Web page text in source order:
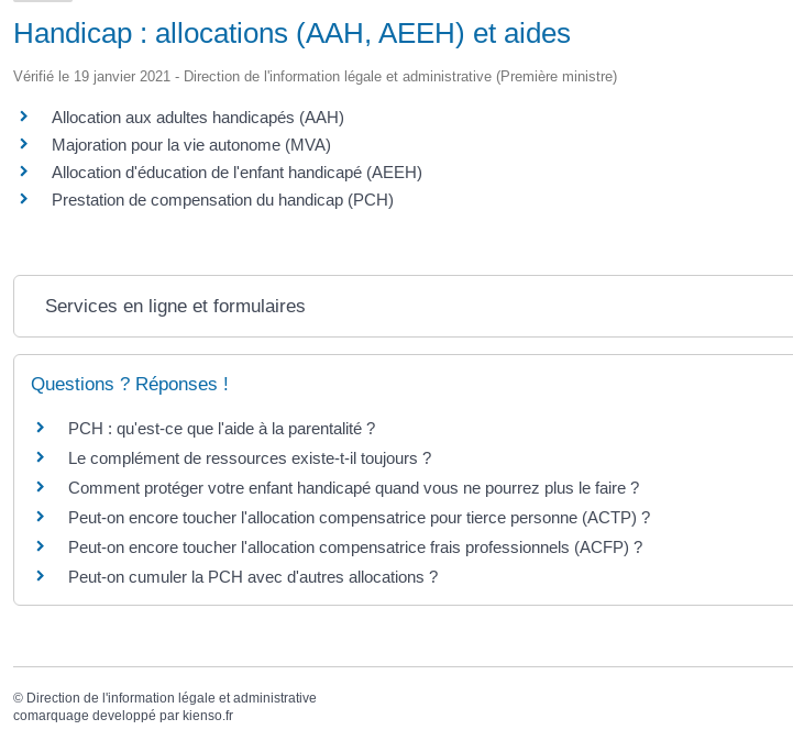
Handicap : allocations (AAH, AEEH) et aides
Vérifié le 19 janvier 2021 - Direction de l'information légale et administrative (Première ministre)
Allocation aux adultes handicapés (AAH)
Majoration pour la vie autonome (MVA)
Allocation d'éducation de l'enfant handicapé (AEEH)
Prestation de compensation du handicap (PCH)
Services en ligne et formulaires
Questions ? Réponses !
PCH : qu'est-ce que l'aide à la parentalité ?
Le complément de ressources existe-t-il toujours ?
Comment protéger votre enfant handicapé quand vous ne pourrez plus le faire ?
Peut-on encore toucher l'allocation compensatrice pour tierce personne (ACTP) ?
Peut-on encore toucher l'allocation compensatrice frais professionnels (ACFP) ?
Peut-on cumuler la PCH avec d'autres allocations ?
© Direction de l'information légale et administrative
comarquage developpé par kienso.fr